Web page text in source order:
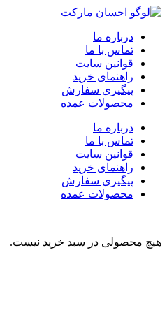
درباره ما
تماس با ما
قوانین سایت
راهنمای خرید
پیگیری سفارش
محصولات عمده
درباره ما
تماس با ما
قوانین سایت
راهنمای خرید
پیگیری سفارش
محصولات عمده
هیچ محصولی در سبد خرید نیست.